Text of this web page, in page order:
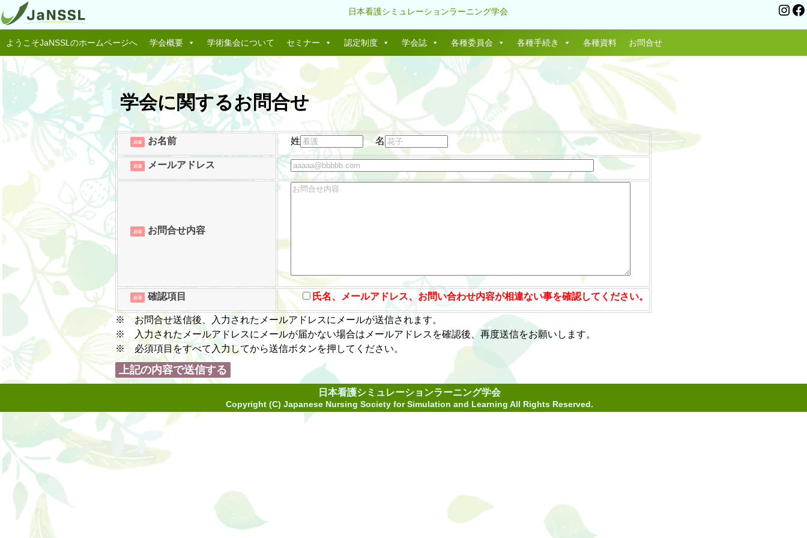
日本看護シミュレーションラーニング学会
ようこそJaNSSLのホームページへ 学会概要 学術集会について セミナー 認定制度 学会誌 各種委員会 各種手続き 各種資料 お問合せ
学会に関するお問合せ
必須 お名前 姓 名
必須 メールアドレス
必須 お問合せ内容
必須 確認項目 氏名、メールアドレス、お問い合わせ内容が相違ない事を確認してください。
※ お問合せ送信後、入力されたメールアドレスにメールが送信されます。
※ 入力されたメールアドレスにメールが届かない場合はメールアドレスを確認後、再度送信をお願いします。
※ 必須項目をすべて入力してから送信ボタンを押してください。
日本看護シミュレーションラーニング学会
Copyright (C) Japanese Nursing Society for Simulation and Learning All Rights Reserved.